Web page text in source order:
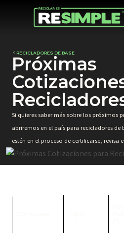
RECICLADORES DE BASE
Próximas
Si quieres saber más sobre los próximos
abriremos en el país para recicladores
estén en el proceso de certificarse, revisa